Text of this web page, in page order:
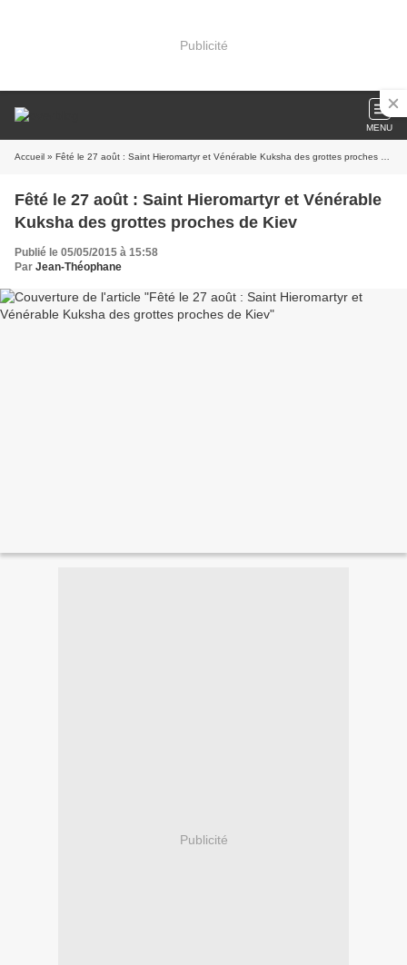
Publicité
MENU
Accueil » Fêté le 27 août : Saint Hieromartyr et Vénérable Kuksha des grottes proches de Kiev
Fêté le 27 août : Saint Hieromartyr et Vénérable
Kuksha des grottes proches de Kiev
Publié le 05/05/2015 à 15:58
Par Jean-Théophane
Publicité